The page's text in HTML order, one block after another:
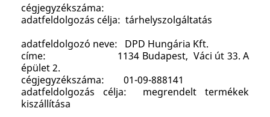
cégjegyzékszáma:
adatfeldolgozás célja: tárhelyszolgáltatás
adatfeldolgozó neve: DPD Hungária Kft.
címe: 1134 Budapest, Váci út 33. A
épület 2.
cégjegyzékszáma: 01-09-888141
adatfeldolgozás célja: megrendelt termékek
kiszállítása